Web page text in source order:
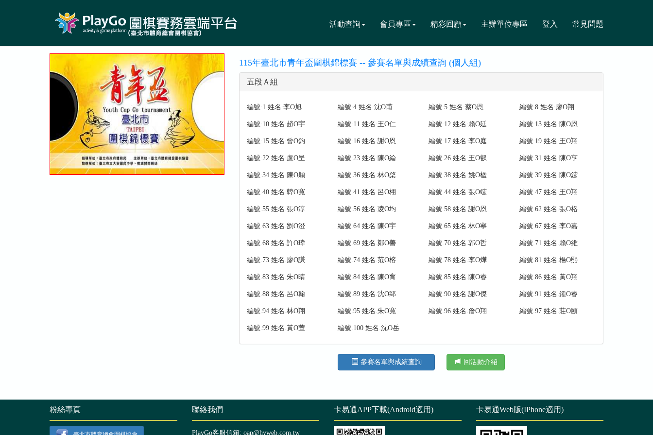
活動查詢 會員專區 精彩回顧 主辦單位專區 登入 常見問題
115年臺北市青年盃圍棋錦標賽 -- 參賽名單與成績查詢 (個人組)
五段Ａ組
編號:1 姓名:李O旭 編號:4 姓名:沈O甫 編號:5 姓名:蔡O恩 編號:8 姓名:廖O翔
編號:10 姓名:趙O宇 編號:11 姓名:王O仁 編號:12 姓名:賴O廷 編號:13 姓名:陳O恩
編號:15 姓名:曾O鈞 編號:16 姓名:謝O恩 編號:17 姓名:李O庭 編號:19 姓名:王O翔
編號:22 姓名:盧O呈 編號:23 姓名:陳O綸 編號:26 姓名:王O叡 編號:31 姓名:陳O亨
編號:34 姓名:陳O穎 編號:36 姓名:林O棨 編號:38 姓名:姚O楹 編號:39 姓名:陳O鋐
編號:40 姓名:韓O寬 編號:41 姓名:呂O栩 編號:44 姓名:張O竤 編號:47 姓名:王O翔
編號:55 姓名:張O淳 編號:56 姓名:凌O均 編號:58 姓名:謝O恩 編號:62 姓名:張O格
編號:63 姓名:劉O澄 編號:64 姓名:陳O宇 編號:65 姓名:林O寧 編號:67 姓名:李O嘉
編號:68 姓名:許O瑋 編號:69 姓名:鄭O善 編號:70 姓名:郭O哲 編號:71 姓名:賴O維
編號:73 姓名:廖O謙 編號:74 姓名:范O榕 編號:78 姓名:李O燁 編號:81 姓名:楊O熙
編號:83 姓名:朱O晴 編號:84 姓名:陳O育 編號:85 姓名:陳O睿 編號:86 姓名:黃O翔
編號:88 姓名:呂O翰 編號:89 姓名:沈O郅 編號:90 姓名:謝O傑 編號:91 姓名:鍾O睿
編號:94 姓名:林O翔 編號:95 姓名:朱O寬 編號:96 姓名:詹O翔 編號:97 姓名:莊O頤
編號:99 姓名:黃O萱 編號:100 姓名:沈O岳
參賽名單與成績查詢 回活動介紹
粉絲專頁 聯絡我們
PlayGo客服信箱: oap@hyweb.com.tw
卡易通APP下載(Android適用) 卡易通Web版(IPhone適用)